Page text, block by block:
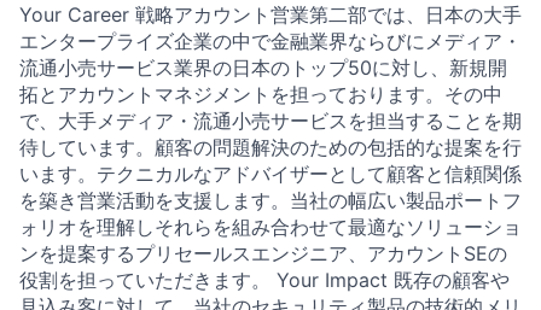
Your Career 戦略アカウント営業第二部では、日本の大手
エンタープライズ企業の中で金融業界ならびにメディア・
流通小売サービス業界の日本のトップ50に対し、新規開
拓とアカウントマネジメントを担っております。その中
で、大手メディア・流通小売サービスを担当することを期
待しています。顧客の問題解決のための包括的な提案を行
います。テクニカルなアドバイザーとして顧客と信頼関係
を築き営業活動を支援します。当社の幅広い製品ポートフ
ォリオを理解しそれらを組み合わせて最適なソリューショ
ンを提案するプリセールスエンジニア、アカウントSEの
役割を担っていただきます。 Your Impact 既存の顧客や